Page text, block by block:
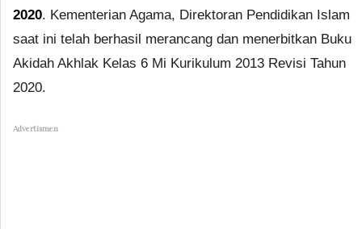
2020. Kementerian Agama, Direktoran Pendidikan Islam
saat ini telah berhasil merancang dan menerbitkan Buku
Akidah Akhlak Kelas 6 Mi Kurikulum 2013 Revisi Tahun
2020.
Advertismen